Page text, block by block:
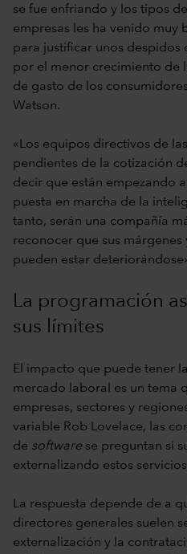
se fue enfriando y los tipos
empresas les ha venido muy
para justificar unos despidos
por el menor crecimiento de
de gasto de los
Watson.
«Los equipos directivos de
pendientes de la cotización
decir que están empezando
puesta en marcha de la
tanto, serán una compañía
reconocer que sus
pueden estar
La programación
sus límites
El impacto que puede tener
mercado laboral es un tema
empresas, sectores y
variable Rob Lovelace, las
de software se preguntan si
externalizando estos
La respuesta depende de a
directores generales suelen
externalización y la